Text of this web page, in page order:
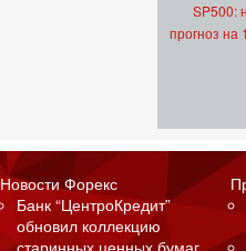
SP500:
прогноз на
Новости Форекс
Банк “ЦентроКредит”
обновил коллекцию